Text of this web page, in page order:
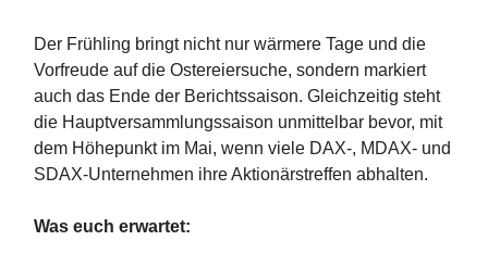
Der Frühling bringt nicht nur wärmere Tage und die
Vorfreude auf die Ostereiersuche, sondern markiert
auch das Ende der Berichtssaison. Gleichzeitig steht
die Hauptversammlungssaison unmittelbar bevor, mit
dem Höhepunkt im Mai, wenn viele DAX-, MDAX- und
SDAX-Unternehmen ihre Aktionärstreffen abhalten.
Was euch erwartet: